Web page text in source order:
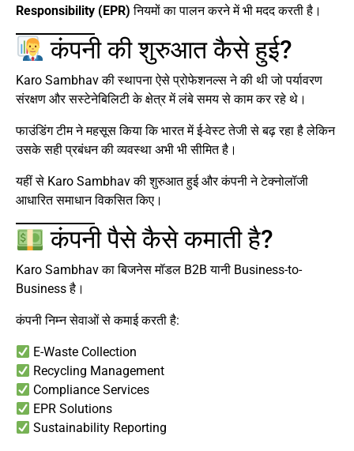
Responsibility (EPR) नियमों का पालन करने में भी मदद करती है।
कंपनी की शुरुआत कैसे हुई?
Karo Sambhav की स्थापना ऐसे प्रोफेशनल्स ने की थी जो पर्यावरण
संरक्षण और सस्टेनेबिलिटी के क्षेत्र में लंबे समय से काम कर रहे थे।
फाउंडिंग टीम ने महसूस किया कि भारत में ई-वेस्ट तेजी से बढ़ रहा है लेकिन
उसके सही प्रबंधन की व्यवस्था अभी भी सीमित है।
यहीं से Karo Sambhav की शुरुआत हुई और कंपनी ने टेक्नोलॉजी
आधारित समाधान विकसित किए।
कंपनी पैसे कैसे कमाती है?
Karo Sambhav का बिजनेस मॉडल B2B यानी Business-to-
Business है।
कंपनी निम्न सेवाओं से कमाई करती है:
E-Waste Collection
Recycling Management
Compliance Services
EPR Solutions
Sustainability Reporting